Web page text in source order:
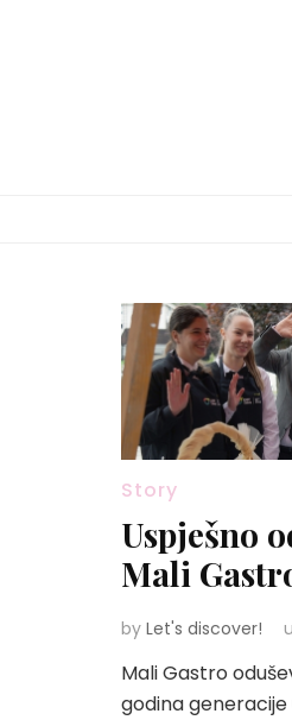
Story
Uspješno
Mali
by Let's discover!
Mali Gastro
godina